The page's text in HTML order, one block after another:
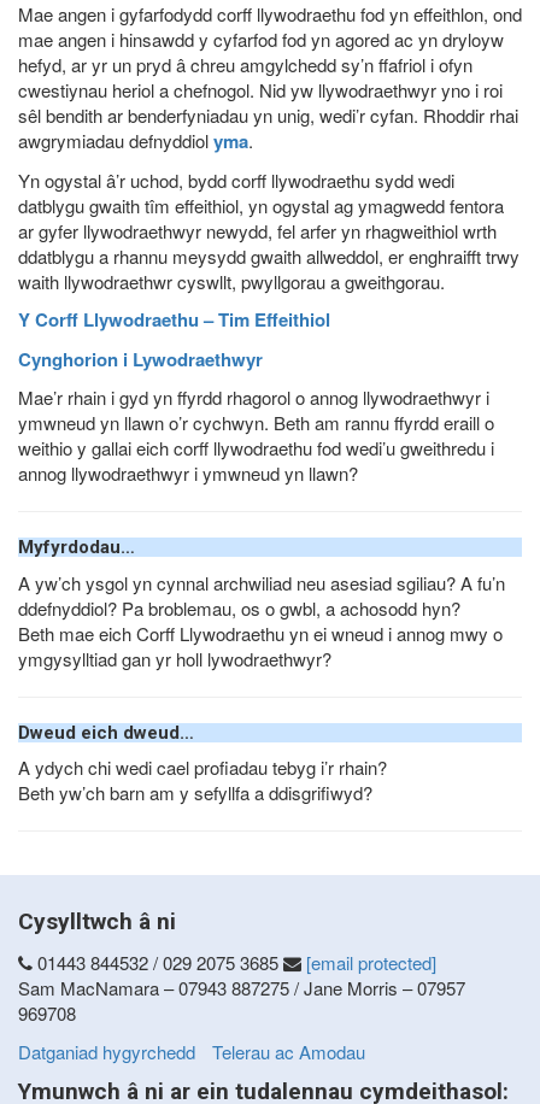
Mae angen i gyfarfodydd corff llywodraethu fod yn effeithlon, ond
mae angen i hinsawdd y cyfarfod fod yn agored ac yn dryloyw
hefyd, ar yr un pryd â chreu amgylchedd sy’n ffafriol i ofyn
cwestiynau heriol a chefnogol. Nid yw llywodraethwyr yno i roi
sêl bendith ar benderfyniadau yn unig, wedi’r cyfan. Rhoddir rhai
awgrymiadau defnyddiolyma.
Yn ogystal â’r uchod, bydd corff llywodraethu sydd wedi
datblygu gwaith tîm effeithiol, yn ogystal ag ymagwedd fentora
ar gyfer llywodraethwyr newydd, fel arfer yn rhagweithiol wrth
ddatblygu a rhannu meysydd gwaith allweddol, er enghraifft trwy
waith llywodraethwr cyswllt, pwyllgorau a gweithgorau.
Y Corff Llywodraethu – Tim Effeithiol
Cynghorion i Lywodraethwyr
Mae’r rhain i gyd yn ffyrdd rhagorol o annog llywodraethwyr i
ymwneud yn llawn o’r cychwyn. Beth am rannu ffyrdd eraill o
weithio y gallai eich corff llywodraethu fod wedi’u gweithredu i
annog llywodraethwyr i ymwneud yn llawn?
Myfyrdodau…
A yw’ch ysgol yn cynnal archwiliad neu asesiad sgiliau? A fu’n
ddefnyddiol? Pa broblemau, os o gwbl, a achosodd hyn?
Beth mae eich Corff Llywodraethu yn ei wneud i annog mwy o
ymgysylltiad gan yr holl lywodraethwyr?
Dweud eich dweud…
A ydych chi wedi cael profiadau tebyg i’r rhain?
Beth yw’ch barn am y sefyllfa a ddisgrifiwyd?
Cysylltwch â ni
01443 844532 / 029 2075 3685
[email protected]
Sam MacNamara – 07943 887275 / Jane Morris – 07957
969708
Datganiad hygyrchedd
Telerau ac Amodau
Ymunwch â ni ar ein tudalennau cymdeithasol: